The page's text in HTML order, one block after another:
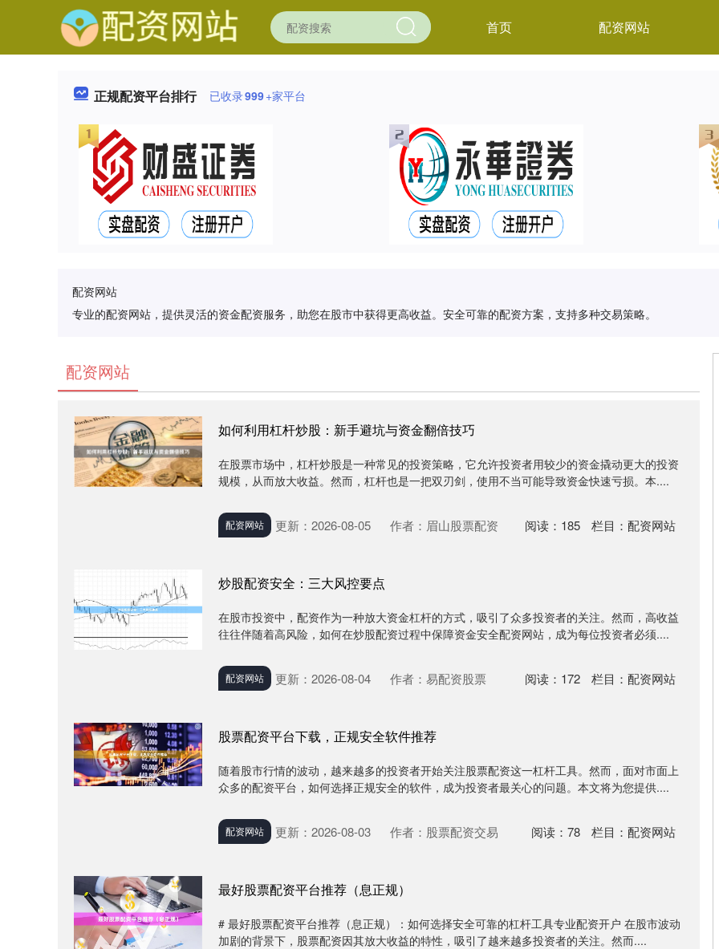
首页 配资网站
正规配资平台排行 已收录999+家平台
配资网站
专业的配资网站，提供灵活的资金配资服务，助您在股市中获得更高收益。安全可靠的配资方案，支持多种交易策略。
配资网站
如何利用杠杆炒股：新手避坑与资金翻倍技巧
在股票市场中，杠杆炒股是一种常见的投资策略，它允许投资者用较少的资金撬动更大的投资
规模，从而放大收益。然而，杠杆也是一把双刃剑，使用不当可能导致资金快速亏损。本....
配资网站 更新：2026-08-05 作者：眉山股票配资 阅读： 185 栏目： 配资网站
炒股配资安全：三大风控要点
在股市投资中，配资作为一种放大资金杠杆的方式，吸引了众多投资者的关注。然而，高收益
往往伴随着高风险，如何在炒股配资过程中保障资金安全配资网站，成为每位投资者必须....
配资网站 更新：2026-08-04 作者：易配资股票 阅读： 172 栏目： 配资网站
股票配资平台下载，正规安全软件推荐
随着股市行情的波动，越来越多的投资者开始关注股票配资这一杠杆工具。然而，面对市面上
众多的配资平台，如何选择正规安全的软件，成为投资者最关心的问题。本文将为您提供....
配资网站 更新：2026-08-03 作者：股票配资交易 阅读： 78 栏目： 配资网站
最好股票配资平台推荐（息正规）
# 最好股票配资平台推荐（息正规）：如何选择安全可靠的杠杆工具专业配资开户 在股市波动
加剧的背景下，股票配资因其放大收益的特性，吸引了越来越多投资者的关注。然而....